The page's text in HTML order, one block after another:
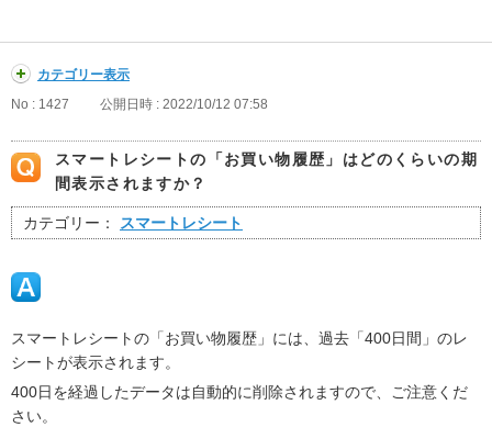
カテゴリー表示
No : 1427
公開日時 : 2022/10/12 07:58
スマートレシートの「お買い物履歴」はどのくらいの期
間表示されますか？
カテゴリー： スマートレシート
スマートレシートの「お買い物履歴」には、過去「400日間」のレ
シートが表示されます。
400日を経過したデータは自動的に削除されますので、ご注意くだ
さい。